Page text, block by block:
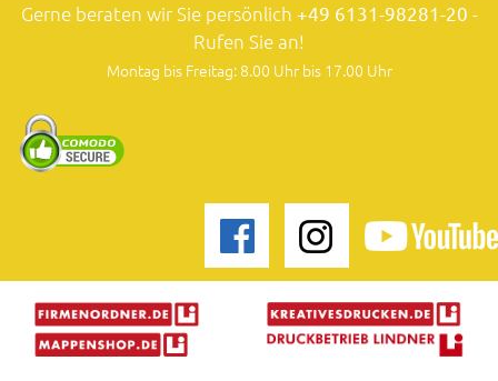
Gerne beraten wir Sie persönlich +49 6131-98281-20 -
Rufen Sie an!
Montag bis Freitag: 8.00 Uhr bis 17.00 Uhr